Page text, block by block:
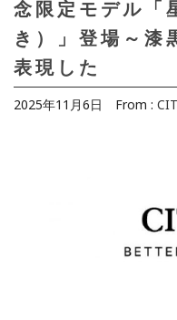
念限定モデル「
き）」登場～漆
表現した
2025年11月6日 From :